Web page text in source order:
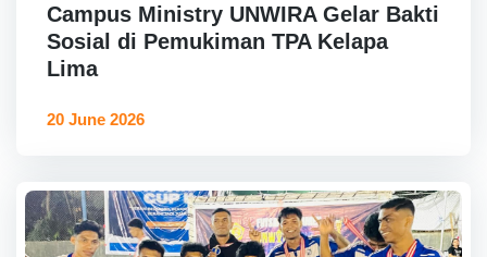
Campus Ministry UNWIRA Gelar Bakti
Sosial di Pemukiman TPA Kelapa
Lima
20 June 2026